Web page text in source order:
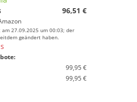
96,51 €
27.09.2025 um 00:03; der
geändert haben.
99,95 €
99,95 €